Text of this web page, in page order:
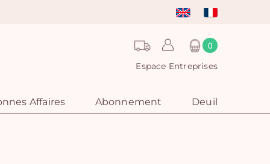
0
Espace Entreprises
Affaires Abonnement Deuil